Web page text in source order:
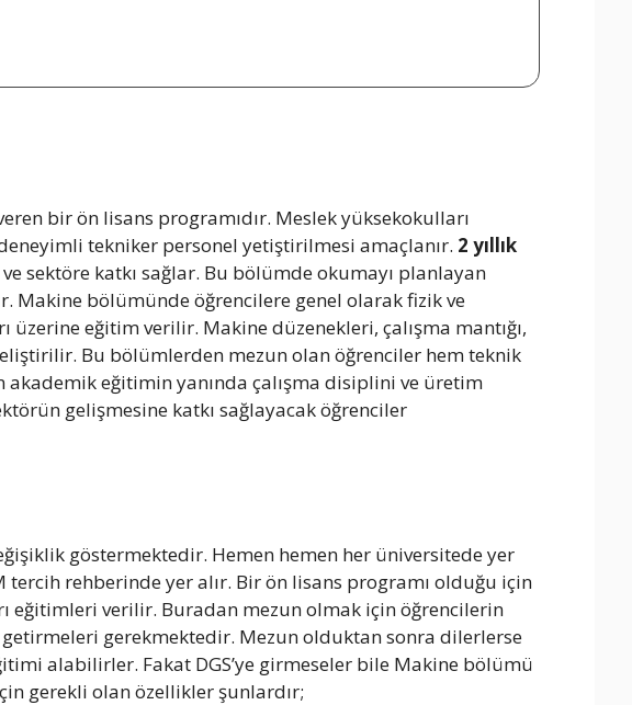
bir ön lisans programıdır. Meslek yüksekokulları
tekniker personel yetiştirilmesi amaçlanır. 2 yıllık
sektöre katkı sağlar. Bu bölümde okumayı planlayan
bölümünde öğrencilere genel olarak fizik ve
eğitim verilir. Makine düzenekleri, çalışma mantığı,
Bu bölümlerden mezun olan öğrenciler hem teknik
akademik eğitimin yanında çalışma disiplini ve üretim
gelişmesine katkı sağlayacak öğrenciler
göstermektedir. Hemen hemen her üniversitede yer
rehberinde yer alır. Bir ön lisans programı olduğu için
eğitimleri verilir. Buradan mezun olmak için öğrencilerin
gerekmektedir. Mezun olduktan sonra dilerlerse
alabilirler. Fakat DGS’ye girmeseler bile Makine bölümü
gerekli olan özellikler şunlardır;